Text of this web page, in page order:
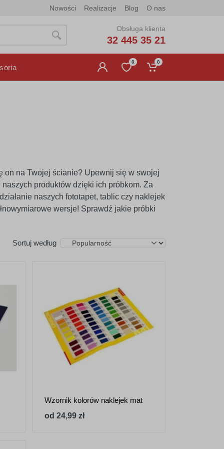
Nowości Realizacje Blog O nas
Obsługa klienta
32 445 35 21
0 0
on na Twojej ścianie? Upewnij się w swojej
produktów dzięki ich próbkom. Za
naszych fototapet, tablic czy naklejek
wersje! Sprawdź jakie próbki
Sortuj według
Wzornik kolorów naklejek mat
od 24,99 zł